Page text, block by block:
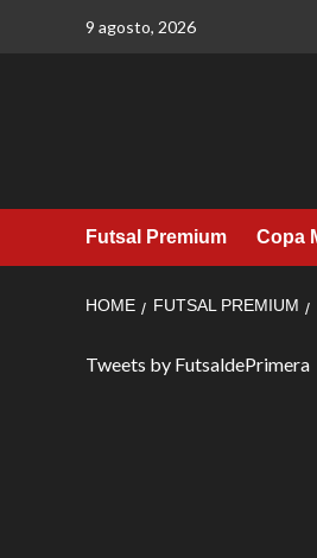
9 agosto, 2026
Futsal Premium Copa
HOME FUTSAL PREMIUM
Tweets by FutsaldePrimera